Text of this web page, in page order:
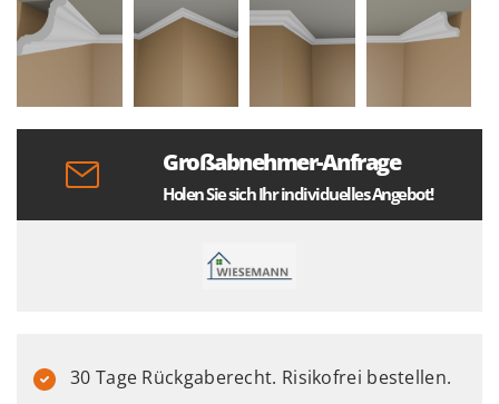
Großabnehmer-Anfrage
Holen Sie sich Ihr individuelles Angebot!
30 Tage Rückgaberecht. Risikofrei bestellen.